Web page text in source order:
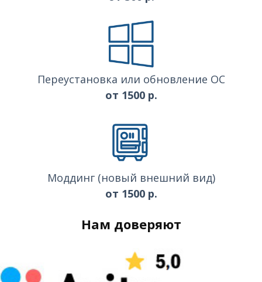
Переустановка или обновление ОС
от 1500 р.
Моддинг (новый внешний вид)
от 1500 р.
Нам доверяют